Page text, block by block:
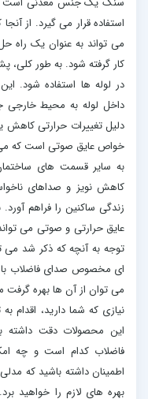
استفاده قرار می گیرد. از
می تواند به عنوان یک راه
کار گرفته شود. به طور کلی،
در لوله ها استفاده شود.
داخل لوله به محیط خارجی
دلیل تغییرات حرارتی کاهش
خواص عایق صوتی است که می
به سایر قسمت های
کاهش نویز و صداهای
زندگی ساکنین را فراهم
عایق حرارتی و صوتی می
توجه به آنچه که ذکر شد می
ای مخصوص صدای فاضلاب با
می توان از آن ها بهره گرفت
نیازی که شما دارید، اقدام
این محصولات دقت داشته
فاضلاب کدام است و چه
اطمینان داشته باشید که مدلی
بهره های لازم را خواهید